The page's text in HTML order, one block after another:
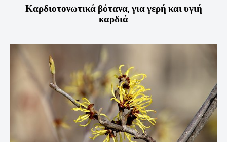
Καρδιοτονωτικά βότανα, για γερή και υγιή
καρδιά